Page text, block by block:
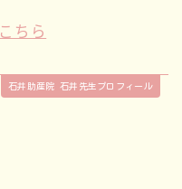
こちら
石井助産院 石井先生プロフィール